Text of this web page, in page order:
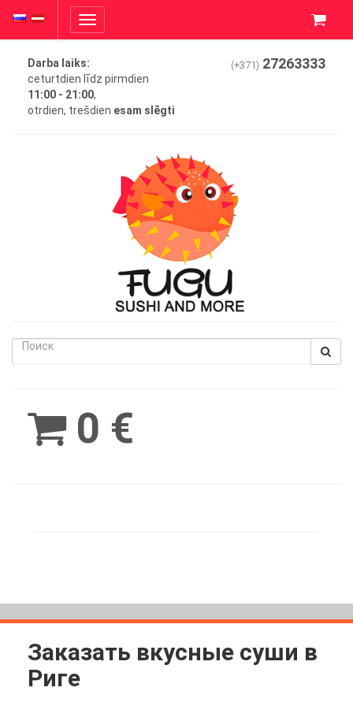
Toggle
navigation
Darba laiks:
ceturtdien līdz pirmdien
11:00 - 21:00,
otrdien, trešdien esam slēgti
(+371) 27263333
BetWest0 €
Заказать вкусные суши в
Риге